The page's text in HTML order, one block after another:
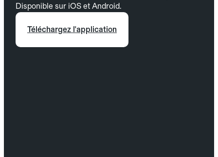
Disponible sur iOS et Android.
Téléchargez l'application